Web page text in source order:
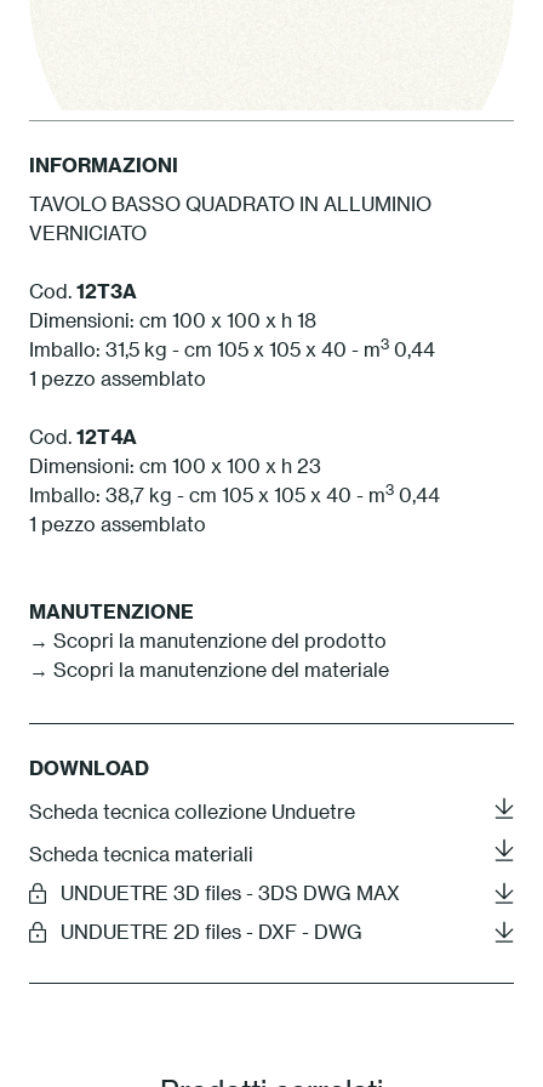
INFORMAZIONI
TAVOLO BASSO QUADRATO IN ALLUMINIO
VERNICIATO
Cod. 12T3A
Dimensioni: cm 100 x 100 x h 18
Imballo: 31,5 kg - cm 105 x 105 x 40 - m3 0,44
1 pezzo assemblato
Cod. 12T4A
Dimensioni: cm 100 x 100 x h 23
Imballo: 38,7 kg - cm 105 x 105 x 40 - m3 0,44
1 pezzo assemblato
MANUTENZIONE
→ Scopri la manutenzione del prodotto
→ Scopri la manutenzione del materiale
DOWNLOAD
Scheda tecnica collezione Unduetre
Scheda tecnica materiali
UNDUETRE 3D files - 3DS DWG MAX
UNDUETRE 2D files - DXF - DWG